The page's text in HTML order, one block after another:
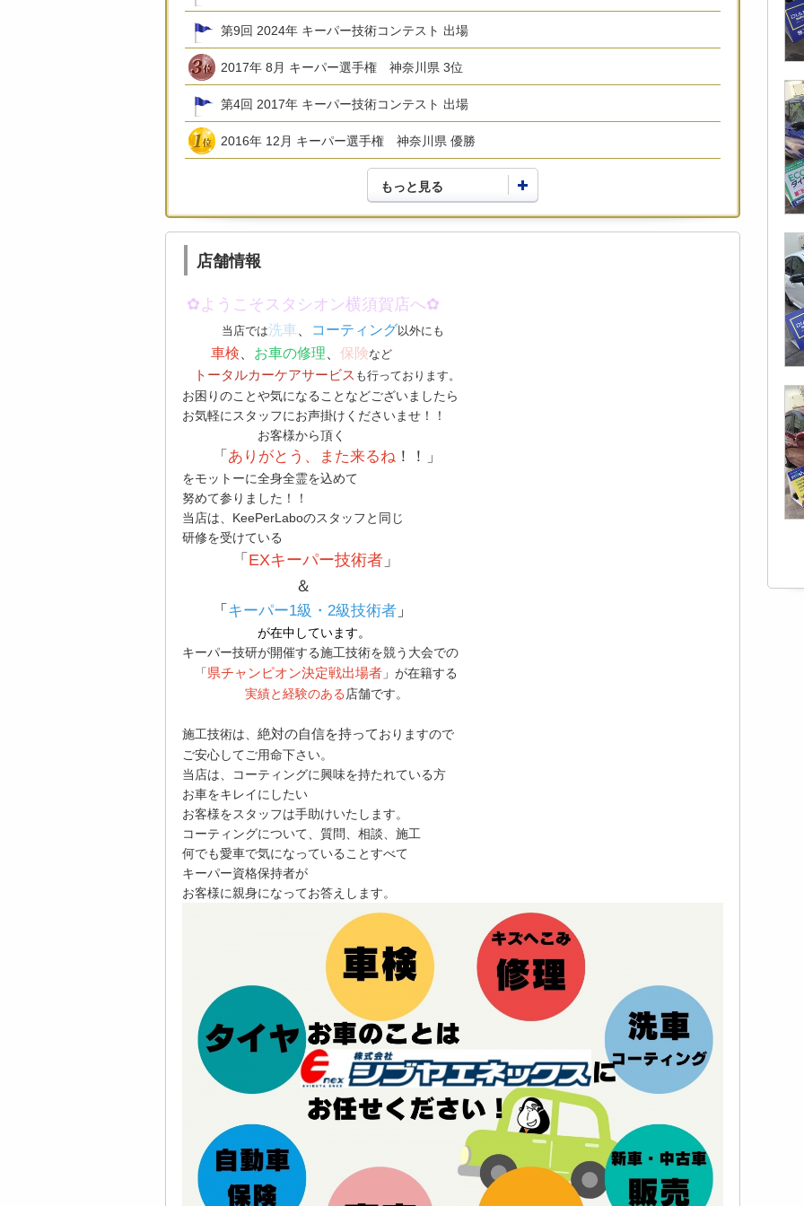
第9回 2024年 キーパー技術コンテスト 出場
2017年 8月 キーパー選手権 神奈川県 3位
第4回 2017年 キーパー技術コンテスト 出場
2016年 12月 キーパー選手権 神奈川県 優勝
もっと見る
店舗情報
✿ようこそスタシオン横須賀店へ✿
当店では洗車 コーティング以外にも
車検 お車の修理 保険など
トータルカーケアサービス も行っております。
お困りのことや気になることなどございましたら
お気軽にスタッフにお声掛けくださいませ！！
お客様から頂く
「 ありがとう、また来るね！！ 」
をモットーに全身全霊を込めて
努めて参りました！！
当店は、KeePerLaboのスタッフと同じ
研修を受けている
「 EXキーパー技術者」
＆
「 キーパー1級・2級技術者」
が在中しています。
キーパー技研が開催する施工技術を競う大会での
「県チャンピオン決定戦出場者」が在籍する
実績と経験のある 店舗です。
施工技術は、 絶対の自信を持っておりますので
ご安心してご用命下さい。
当店は、コーティングに興味を持たれている方
お車をキレイにしたい
お客様をスタッフは手助けいたします。
コーティングについて、質問、相談、施工
何でも愛車で気になっていることすべて
キーパー資格保持者が
お客様に親身になってお答えします。